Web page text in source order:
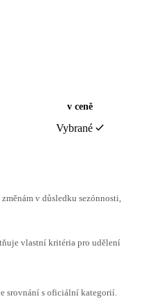
v ceně
Vybrané
v důsledku sezónnosti,
vlastní kritéria pro udělení
srovnání s oficiální kategorií.